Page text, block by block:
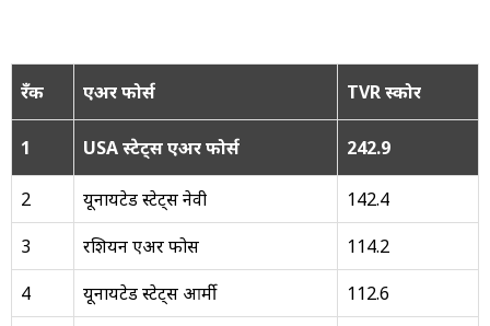
रँक एअर फोर्स TVR स्कोर
1 USA स्टेट्स एअर फोर्स 242.9
2 यूनायटेड स्टेट्स नेवी
142.4
3
रशियन एअर फोर्स
114.2
4
यूनायटेड स्टेट्स आर्मी
112.6